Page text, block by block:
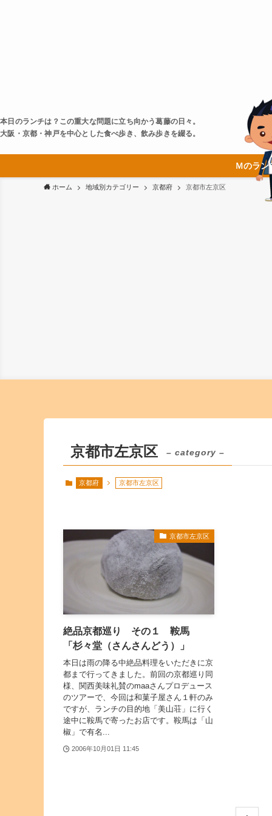
本日のランチは？この重大な問題に立ち向かう葛藤の日々。
大阪・京都・神戸を中心とした食べ歩き、飲み歩きを綴る。
Ｍのラン
ホーム 地域別カテゴリー 京都府 京都市左京区
京都市左京区 – category –
京都府 京都市左京区
京都市左京区
絶品京都巡り その１ 鞍馬
「杉々堂（さんさんどう）」
本日は雨の降る中絶品料理をいただきに京
都まで行ってきました。前回の京都巡り同
様、関西美味礼賛のmaaさんプロデュース
のツアーで、今回は和菓子屋さん１軒のみ
ですが、ランチの目的地「美山荘」に行く
途中に鞍馬で寄ったお店です。鞍馬は「山
椒」で有名...
2006年10月01日 11:45